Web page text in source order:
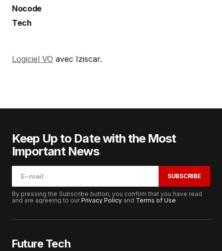
Nocode
Tech
Logiciel VO avec Iziscar.
Keep Up to Date with the Most
Important News
SUBSCRIBE
By pressing the Subscribe button, you confirm that you have read
and are agreeing to ourPrivacy Policy and Terms of Use
Future Tech